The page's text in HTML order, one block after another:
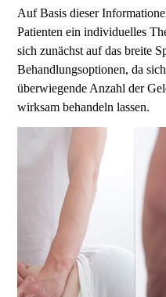
Auf Basis dieser
Patienten ein individuelles
sich zunächst auf das breite
Behandlungsoptionen, da
überwiegende Anzahl der
wirksam behandeln lassen.